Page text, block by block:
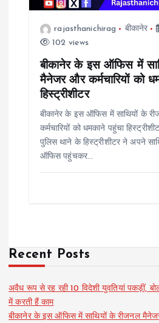
rajasthanichirag बीकानेर
102 views
बीकानेर के इस ऑफिस में
मैनेजर और कर्मचारियों को
हिस्ट्रीशीटर
बीकानेर के इस ऑफिस में साथियों के
कर्मचारियों को धमकाने पहुंचा
पुलिस थाने के हिस्ट्रीशीटर ने अपने
ऑफिस पहुंचकर…
Recent Posts
अवैध रूप से रह रही 10 विदेशी युवतियां पकड़ीं,
में करती हैं काम
बीकानेर के इस ऑफिस में साथियों के रीजनल